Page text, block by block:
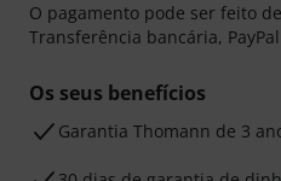
O pagamento pode ser feito
Transferência bancária,
Os seus benefícios
Garantia Thomann de 3